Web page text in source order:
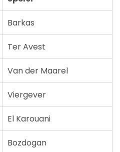
Barkas
Ter Avest
Van der Maarel
Viergever
El Karouani
Bozdogan